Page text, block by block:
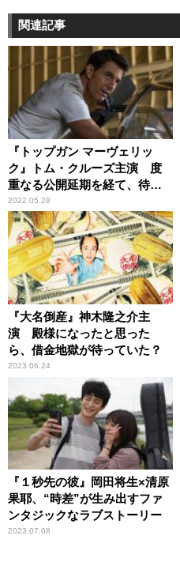
関連記事
『トップガン マーヴェリッ
ク』トム・クルーズ主演 度
重なる公開延期を経て、待望
のスクリーンへ
2022.05.28
『大名倒産』神木隆之介主
演 殿様になったと思った
ら、借金地獄が待っていた？
2023.06.24
『１秒先の彼』岡田将生×清原
果耶、“時差”が生み出すファ
ンタジックなラブストーリー
2023.07.08